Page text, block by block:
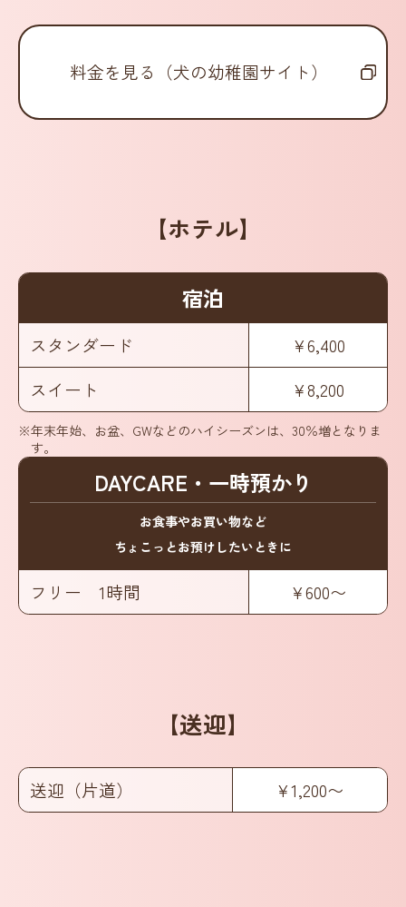
料金を見る（犬の幼稚園サイト）
【ホテル】
宿泊
スタンダード
¥6,400
スイート
¥8,200
※年末年始、お盆、GWなどのハイシーズンは、30％増となりま
す。
DAYCARE・一時預かり
お食事やお買い物など
ちょこっとお預けしたいときに
フリー 1時間 ¥600〜
【送迎】
送迎（片道） ¥1,200〜